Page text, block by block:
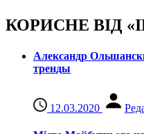
КОРИСНЕ ВІД
Александр
тренды
12.03.2020